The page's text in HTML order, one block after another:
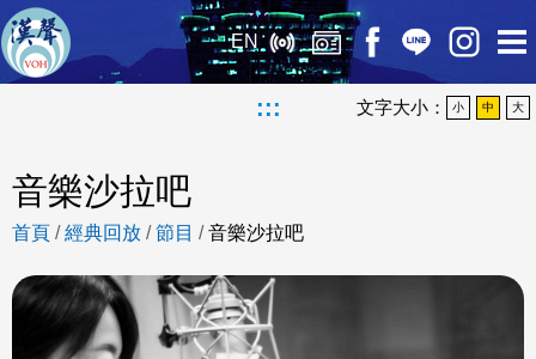
EN
::: 文字大小： 小 中 大
音樂沙拉吧
首頁 /經典回放 /節目 /音樂沙拉吧